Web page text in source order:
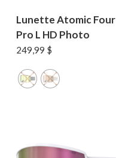
Lunette Atomic Four
Pro L HD Photo
249,99 $